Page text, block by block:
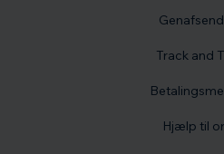
Track and
Hjælp til